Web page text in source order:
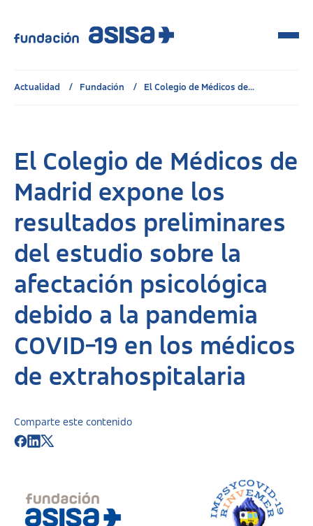
Actualidad Fundación El Colegio de Médicos de...
El Colegio de Médicos de
Madrid expone los
resultados preliminares
del estudio sobre la
afectación psicológica
debido a la pandemia
COVID-19 en los médicos
de extrahospitalaria
Comparte este contenido